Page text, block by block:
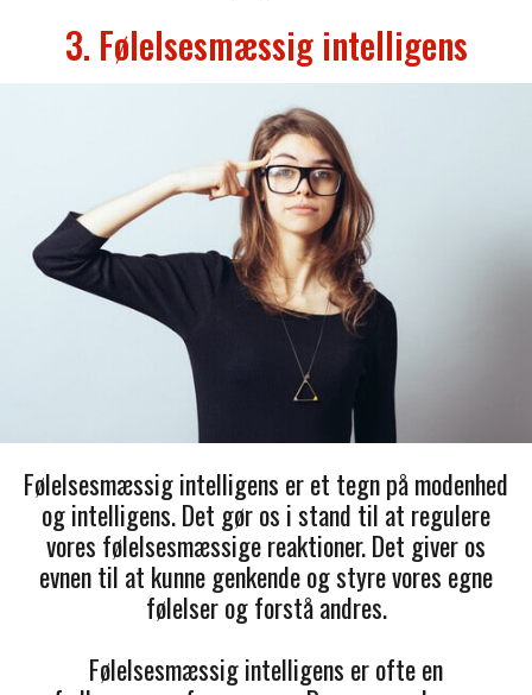
3. Følelsesmæssig intelligens
Følelsesmæssig intelligens er et tegn på modenhed
og intelligens. Det gør os i stand til at regulere
vores følelsesmæssige reaktioner. Det giver os
evnen til at kunne genkende og styre vores egne
følelser og forstå andres.
Følelsesmæssig intelligens er ofte en